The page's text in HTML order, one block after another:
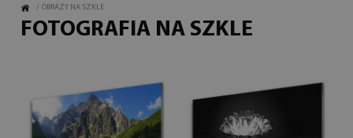
/ OBRAZY NA SZKLE
FOTOGRAFIA NA SZKLE